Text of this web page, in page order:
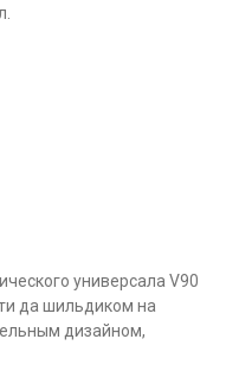
универсала V90
да шильдиком на
дизайном,